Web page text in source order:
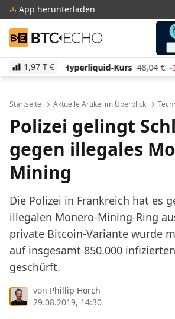
App herunterladen
BTC-ECHO
1,97 T €
Kurs 48,04 € -3.20% Solana-Kurs
Startseite Aktuelle Artikel im Überblick
Polizei gelingt
gegen illegales
Mining
Die Polizei in Frankreich hat es
illegalen Monero-Mining-Ring
private Bitcoin-Variante wurde
auf insgesamt 850.000
geschürft.
von Phillip Horch
29.08.2019, 14:30